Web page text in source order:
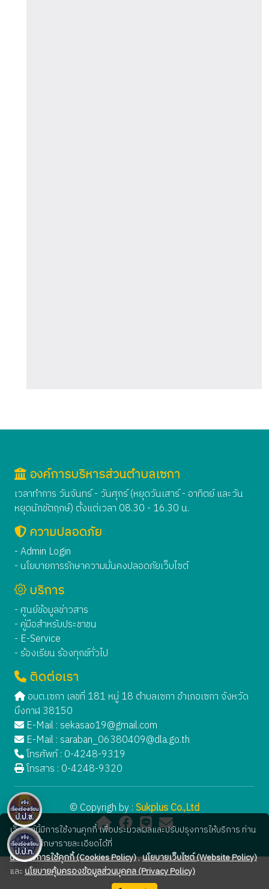
องค์การบริหารส่วนตำบลเซกา
เวลาทำการ วันจันทร์ - วันศุกร์ (หยุดวันเสาร์ - อาทิตย์ และวัน
หยุดนักขัตฤกษ์) ตั้งแต่เวลา 08.30 - 16.30 น.
ความปลอดภัย
- Admin Login
- นโยบายการรักษาความมั่นคงปลอดภัยเว็บไซต์
บริการ
- ศูนย์ข้อมูลข่าวสาร
- คู่มือสำหรับประชาชน
- E-Service
- ร้องเรียน ร้องทุกข์ทั่วไป
ติดต่อเรา
อบต.เซกา เลขที่ 181 หมู่ 18 ตำบลเซกา อำเภอเซกา จังหวัด
บึงกาฬ 38150
E-Mail : sekasao19@gmail.com
E-Mail : saraban_06380409@dla.go.th
โทรศัพท์ : 0-4248-9319
โทรสาร : 0-4248-9320
© Copyrigh by :Sukplus Co.,Ltd
เว็บไซต์นี้มีการใช้งานคุกกี้ เพื่อประมวลผลและปรับปรุงการให้บริการ ท่าน
สามารถศึกษารายละเอียดได้ที่
นโยบายการใช้คุกกี้ (Cookies Policy),นโยบายเว็บไซต์ (Website Policy)
และนโยบายคุ้มครองข้อมูลส่วนบุคคล (Privacy Policy)